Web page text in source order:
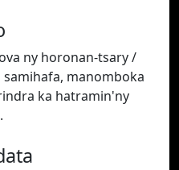
ny horonan-tsary /
manomboka
ka hatramin'ny